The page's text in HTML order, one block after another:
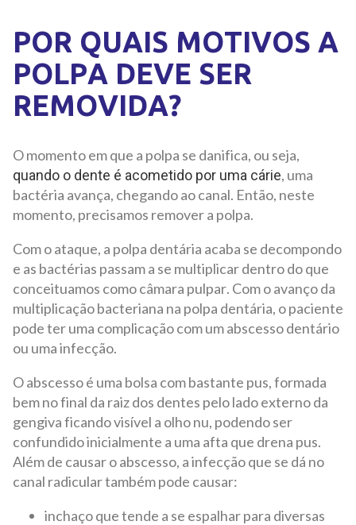
POR QUAIS MOTIVOS A
POLPA DEVE SER
REMOVIDA?
O momento em que a polpa se danifica, ou seja,
quando o dente é acometido por uma cárie, uma
bactéria avança, chegando ao canal. Então, neste
momento, precisamos remover a polpa.
Com o ataque, a polpa dentária acaba se decompondo
e as bactérias passam a se multiplicar dentro do que
conceituamos como câmara pulpar. Com o avanço da
multiplicação bacteriana na polpa dentária, o paciente
pode ter uma complicação com um abscesso dentário
ou uma infecção.
O abscesso é uma bolsa com bastante pus, formada
bem no final da raiz dos dentes pelo lado externo da
gengiva ficando visível a olho nu, podendo ser
confundido inicialmente a uma afta que drena pus.
Além de causar o abscesso, a infecção que se dá no
canal radicular também pode causar:
inchaço que tende a se espalhar para diversas